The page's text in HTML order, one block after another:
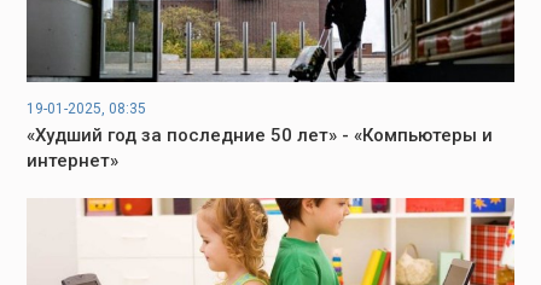
19-01-2025, 08:35
«Худший год за последние 50 лет» - «Компьютеры и
интернет»